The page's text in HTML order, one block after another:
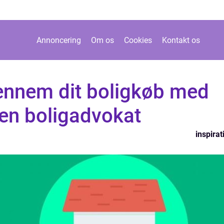
Annoncering Om os Cookies Kontakt os
dit boligkøb med
boligadvokat